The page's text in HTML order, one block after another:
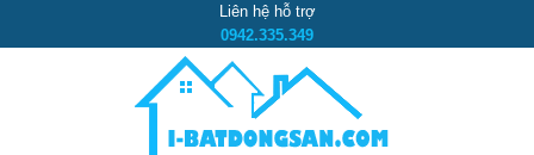
Liên hệ hỗ trợ
0942.335.349